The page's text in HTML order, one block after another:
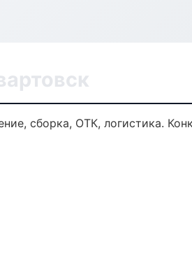
сборка, ОТК, логистика.